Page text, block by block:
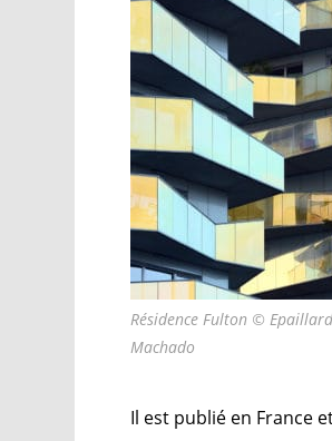
Résidence Fulton © Epaillard
Machado
Il est publié en France